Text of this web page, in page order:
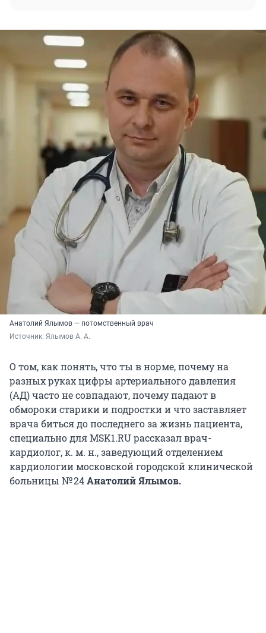
Анатолий Ялымов — потомственный врач
Источник: Ялымов А. А.
О том, как понять, что ты в норме, почему на
разных руках цифры артериального давления
(АД) часто не совпадают, почему падают в
обмороки старики и подростки и что заставляет
врача биться до последнего за жизнь пациента,
специально для MSK1.RU рассказал врач-
кардиолог, к. м. н., заведующий отделением
кардиологии московской городской клинической
больницы № 24Анатолий Ялымов.